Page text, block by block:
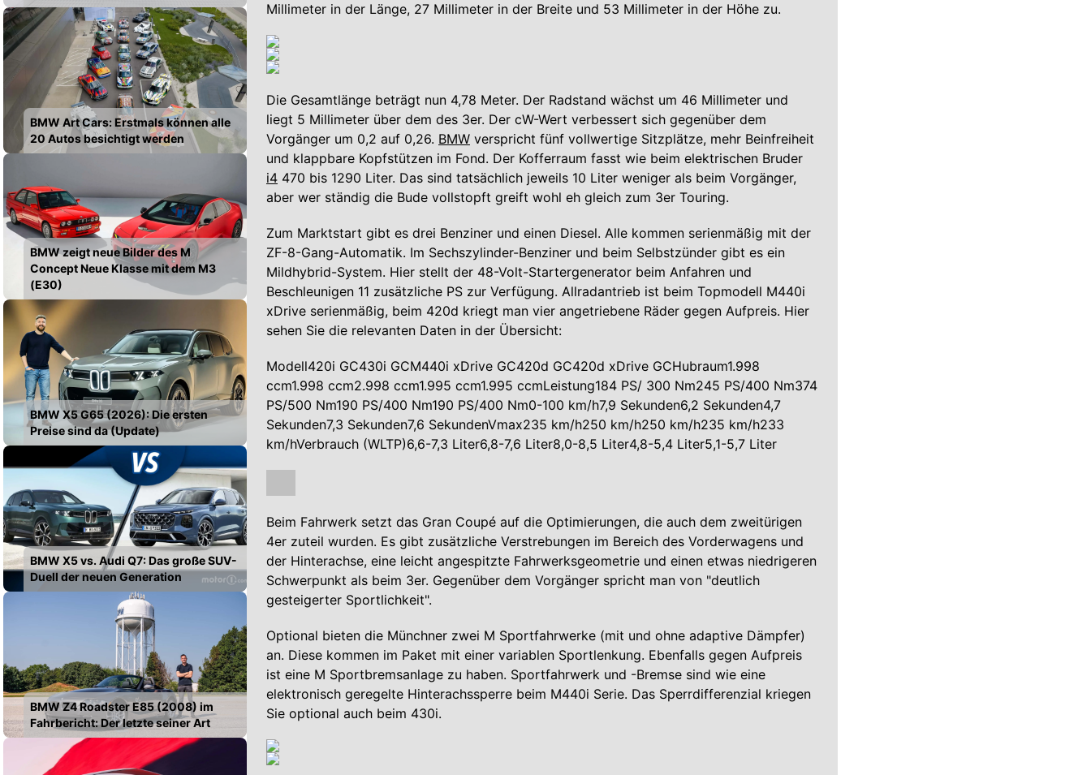
BMW Art Cars: Erstmals können alle
20 Autos besichtigt werden
BMW zeigt neue Bilder des M
Concept Neue Klasse mit dem M3
(E30)
BMW X5 G65 (2026): Die ersten
Preise sind da (Update)
BMW X5 vs. Audi Q7: Das große SUV-
Duell der neuen Generation
BMW Z4 Roadster E85 (2008) im
Fahrbericht: Der letzte seiner Art
Millimeter in der Länge, 27 Millimeter in der Breite und 53 Millimeter in der Höhe zu.
Die Gesamtlänge beträgt nun 4,78 Meter. Der Radstand wächst um 46 Millimeter und
liegt 5 Millimeter über dem des 3er. Der cW-Wert verbessert sich gegenüber dem
Vorgänger um 0,2 auf 0,26. BMW verspricht fünf vollwertige Sitzplätze, mehr Beinfreiheit
und klappbare Kopfstützen im Fond. Der Kofferraum fasst wie beim elektrischen Bruder
i4 470 bis 1290 Liter. Das sind tatsächlich jeweils 10 Liter weniger als beim Vorgänger,
aber wer ständig die Bude vollstopft greift wohl eh gleich zum 3er Touring.
Zum Marktstart gibt es drei Benziner und einen Diesel. Alle kommen serienmäßig mit der
ZF-8-Gang-Automatik. Im Sechszylinder-Benziner und beim Selbstzünder gibt es ein
Mildhybrid-System. Hier stellt der 48-Volt-Startergenerator beim Anfahren und
Beschleunigen 11 zusätzliche PS zur Verfügung. Allradantrieb ist beim Topmodell M440i
xDrive serienmäßig, beim 420d kriegt man vier angetriebene Räder gegen Aufpreis. Hier
sehen Sie die relevanten Daten in der Übersicht:
Modell420i GC430i GCM440i xDrive GC420d GC420d xDrive GCHubraum1.998
ccm1.998 ccm2.998 ccm1.995 ccm1.995 ccmLeistung184 PS/ 300 Nm245 PS/400 Nm374
PS/500 Nm190 PS/400 Nm190 PS/400 Nm0-100 km/h7,9 Sekunden6,2 Sekunden4,7
Sekunden7,3 Sekunden7,6 SekundenVmax235 km/h250 km/h250 km/h235 km/h233
km/hVerbrauch (WLTP)6,6-7,3 Liter6,8-7,6 Liter8,0-8,5 Liter4,8-5,4 Liter5,1-5,7 Liter
Beim Fahrwerk setzt das Gran Coupé auf die Optimierungen, die auch dem zweitürigen
4er zuteil wurden. Es gibt zusätzliche Verstrebungen im Bereich des Vorderwagens und
der Hinterachse, eine leicht angespitzte Fahrwerksgeometrie und einen etwas niedrigeren
Schwerpunkt als beim 3er. Gegenüber dem Vorgänger spricht man von "deutlich
gesteigerter Sportlichkeit".
Optional bieten die Münchner zwei M Sportfahrwerke (mit und ohne adaptive Dämpfer)
an. Diese kommen im Paket mit einer variablen Sportlenkung. Ebenfalls gegen Aufpreis
ist eine M Sportbremsanlage zu haben. Sportfahrwerk und -Bremse sind wie eine
elektronisch geregelte Hinterachssperre beim M440i Serie. Das Sperrdifferenzial kriegen
Sie optional auch beim 430i.